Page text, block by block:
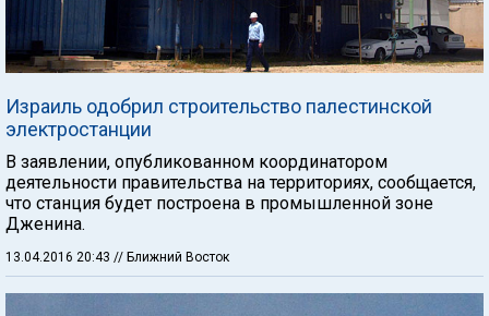
Израиль одобрил строительство палестинской
электростанции
В заявлении, опубликованном координатором
деятельности правительства на территориях, сообщается,
что станция будет построена в промышленной зоне
Дженина.
13.04.2016 20:43 // Ближний Восток